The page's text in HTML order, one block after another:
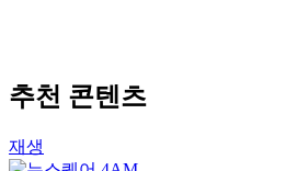
추천 콘텐츠
재생